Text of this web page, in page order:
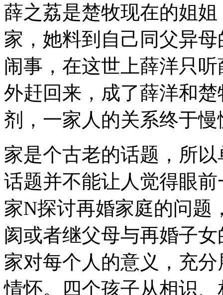
薛之荔是楚牧现在的姐
家，她料到自己同父异
闹事，在这世上薛洋只
外赶回来，成了薛洋和
剂，一家人的关系终于
家是个古老的话题，所
话题并不能让人觉得眼
家N探讨再婚家庭的问题
阂或者继父母与再婚子
家对每个人的意义，充
情怀。四个孩子从相识